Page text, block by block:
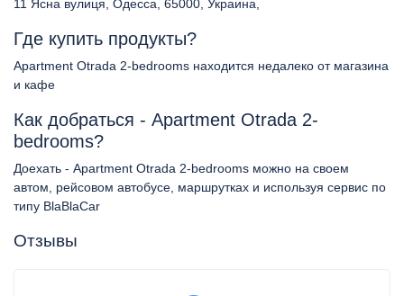
11 Ясна вулиця, Одесса, 65000, Украина,
Где купить продукты?
Apartment Otrada 2-bedrooms находится недалеко от магазина
и кафе
Как добраться - Apartment Otrada 2-
bedrooms?
Доехать - Apartment Otrada 2-bedrooms можно на своем
автом, рейсовом автобусе, маршрутках и используя сервис по
типу BlaBlaCar
Отзывы